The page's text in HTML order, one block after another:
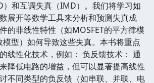
）和互调失真（IMD）。我们将学习如
展开等数学工具来分析和预测失真成
的非线性特性（如MOSFET的平方律模
模型）如何导致这些失真。本书将重点
线性化技术，例如： 负反馈技术： 通
降低电路的增益，但可以显著提高线性
不同类型的负反馈（如串联、并联、电